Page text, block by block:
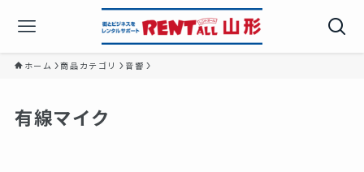
ホーム 商品カテゴリ 音響
有線マイク